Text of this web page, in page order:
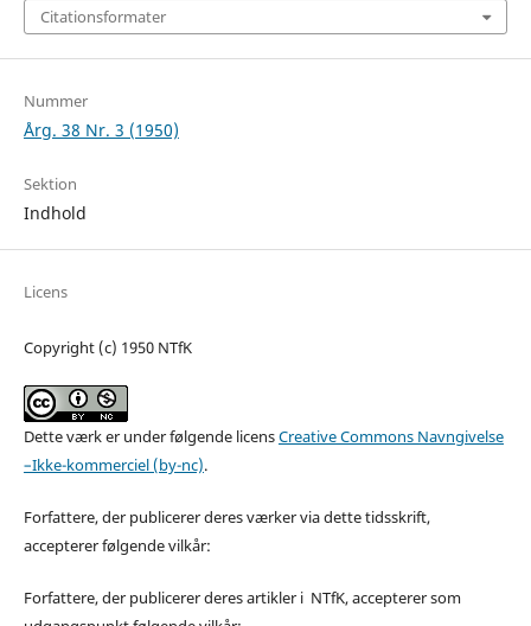
Citationsformater
Nummer
Årg. 38 Nr. 3 (1950)
Sektion
Indhold
Licens
Copyright (c) 1950 NTfK
Dette værk er under følgende licensCreative Commons Navngivelse
–Ikke-kommerciel (by-nc).
Forfattere, der publicerer deres værker via dette tidsskrift,
accepterer følgende vilkår:
Forfattere, der publicerer deres artikler i NTfK, accepterer som